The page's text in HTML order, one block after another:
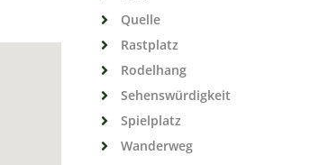
Quelle
Rastplatz
Rodelhang
Sehenswürdigkeit
Spielplatz
Wanderweg